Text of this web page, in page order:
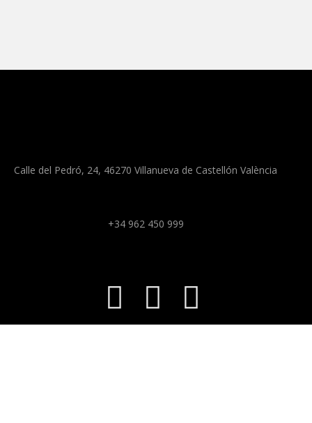
Calle del Pedró, 24, 46270 Villanueva de Castellón València
+34 962 450 999